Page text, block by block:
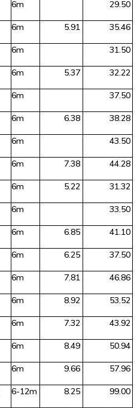
6m 29.50
6m 5.91 35.46
6m 31.50
6m 5.37 32.22
6m 37.50
6m 6.38 38.28
6m 43.50
6m 7.38 44.28
6m 5.22 31.32
6m 33.50
6m 6.85 41.10
6m 6.25 37.50
6m 7.81 46.86
6m 8.92 53.52
6m 7.32 43.92
6m 8.49 50.94
6m 9.66 57.96
6-12m 8.25 99.00